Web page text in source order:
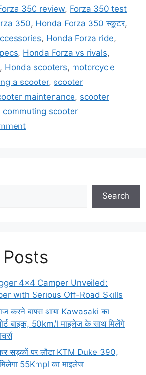
350 review, Forza 350 test
350, Honda Forza 350 स्कूटर,
, Honda Forza ride,
, Honda Forza vs rivals,
, Honda scooters, motorcycle
a scooter, scooter
maintenance, scooter
commuting scooter
Search
4×4 Camper Unveiled:
with Serious Off-Road Skills
करने वापस आया Kawasaki का
बाइक, 50km/l माइलेज के साथ मिलेंगे
सड़कों पर लौटा KTM Duke 390,
55Kmpl का माइलेज